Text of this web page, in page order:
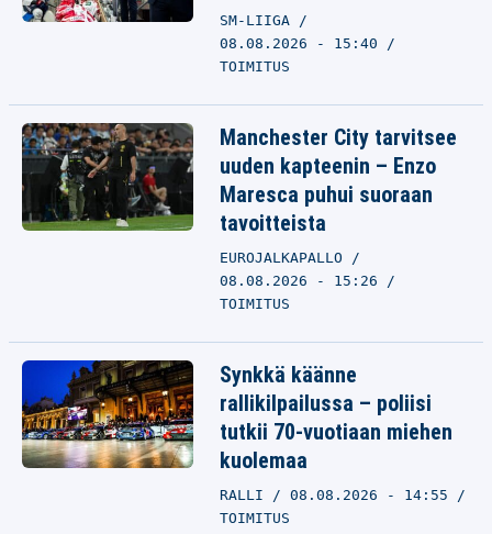
SM-LIIGA
08.08.2026 - 15:40
TOIMITUS
Manchester City tarvitsee
uuden kapteenin – Enzo
Maresca puhui suoraan
tavoitteista
EUROJALKAPALLO
08.08.2026 - 15:26
TOIMITUS
Synkkä käänne
rallikilpailussa – poliisi
tutkii 70-vuotiaan miehen
kuolemaa
RALLI
08.08.2026 - 14:55
TOIMITUS